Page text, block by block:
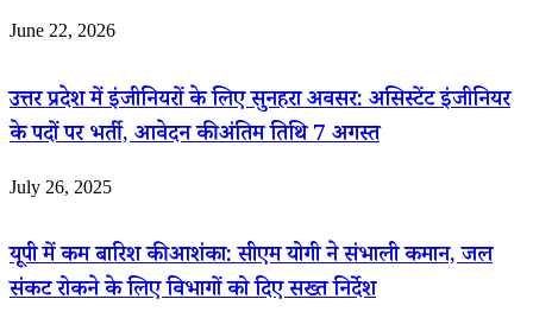
June 22, 2026
उत्तर प्रदेश में इंजीनियरों के लिए सुनहरा अवसर: असिस्टेंट इंजीनियर
के पदों पर भर्ती, आवेदन की अंतिम तिथि 7 अगस्त
July 26, 2025
यूपी में कम बारिश की आशंका: सीएम योगी ने संभाली कमान, जल
संकट रोकने के लिए विभागों को दिए सख्त निर्देश